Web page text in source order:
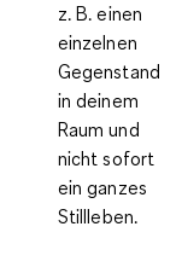
z. B. einen
einzelnen
Gegenstand
in deinem
Raum und
nicht sofort
ein ganzes
Stillleben.